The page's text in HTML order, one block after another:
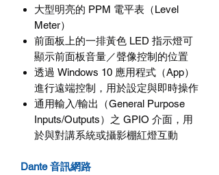
大型明亮的 PPM 電平表（Level
Meter）
前面板上的一排黃色 LED 指示燈可
顯示前面板音量／聲像控制的位置
透過 Windows 10 應用程式（App）
進行遠端控制，用於設定與即時操作
通用輸入/輸出（General Purpose
Inputs/Outputs）之 GPIO 介面，用
於與對講系統或攝影棚紅燈互動
Dante 音訊網路